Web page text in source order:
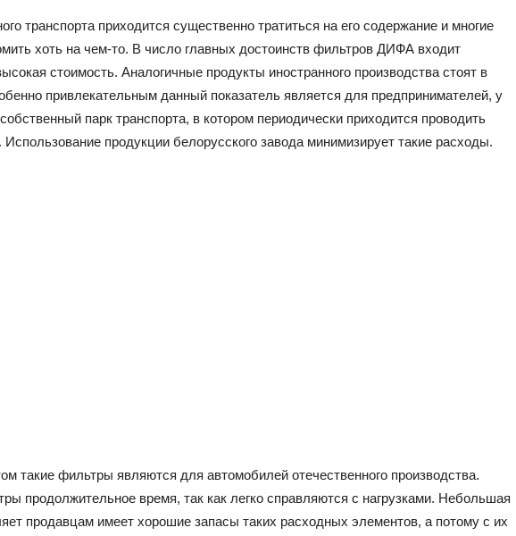
транспорта приходится существенно тратиться на его содержание и многие
хоть на чем-то. В число главных достоинств фильтров ДИФА входит
стоимость. Аналогичные продукты иностранного производства стоят в
привлекательным данный показатель является для предпринимателей, у
парк транспорта, в котором периодически приходится проводить
продукции белорусского завода минимизирует такие расходы.
такие фильтры являются для автомобилей отечественного производства.
продолжительное время, так как легко справляются с нагрузками. Небольшая
продавцам имеет хорошие запасы таких расходных элементов, а потому с их